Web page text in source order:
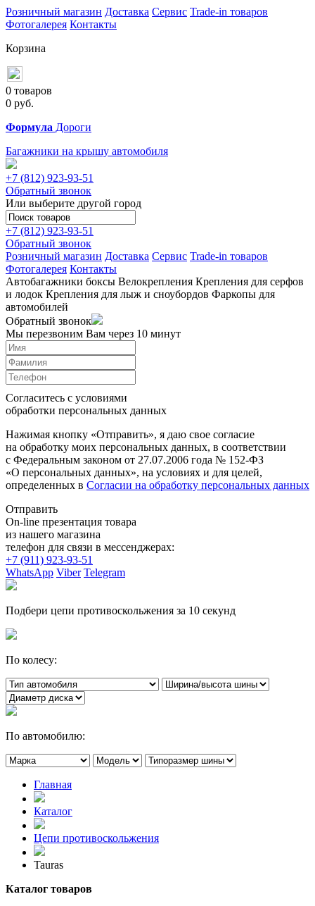
Розничный магазин Доставка Сервис Trade-in товаров
Фотогалерея Контакты
Корзина
0 товаров
0 руб.
Формула Дороги
Багажники на крышу автомобиля
+7 (812) 923-93-51
Обратный звонок
Или выберите другой город
+7 (812) 923-93-51
Обратный звонок
Розничный магазин Доставка Сервис Trade-in товаров
Фотогалерея Контакты
Автобагажники боксы Велокрепления Крепления для серфов
и лодок Крепления для лыж и сноубордов Фаркопы для
автомобилей
Обратный звонок
Мы перезвоним Вам через 10 минут
Согласитесь с условиями
обработки персональных данных
Нажимая кнопку «Отправить», я даю свое согласие
на обработку моих персональных данных, в соответствии
с Федеральным законом от 27.07.2006 года № 152-ФЗ
«О персональных данных», на условиях и для целей,
определенных в Согласии на обработку персональных данных
Отправить
On-line презентация товара
из нашего магазина
телефон для связи в мессенджерах:
+7 (911) 923-93-51
WhatsApp Viber Telegram
Подбери цепи противоскольжения за 10 секунд
По колесу:
По автомобилю:
Главная
Каталог
Цепи противоскольжения
Tauras
Каталог товаров